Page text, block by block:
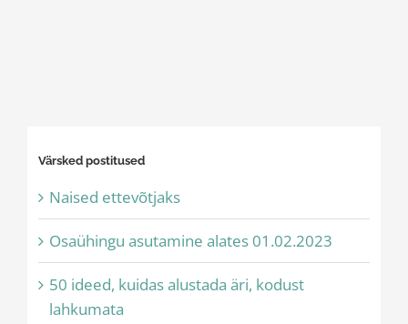
Värsked postitused
Naised ettevõtjaks
Osaühingu asutamine alates 01.02.2023
50 ideed, kuidas alustada äri, kodust
lahkumata